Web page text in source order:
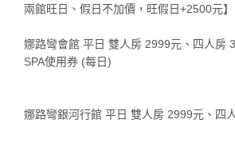
兩館旺日、假日不加價，旺假日+2500元】
娜路彎會館 平日 雙人房 2999元、四人房
SPA使用券 (每日)
娜路彎銀河行館 平日 雙人房 2999元、四